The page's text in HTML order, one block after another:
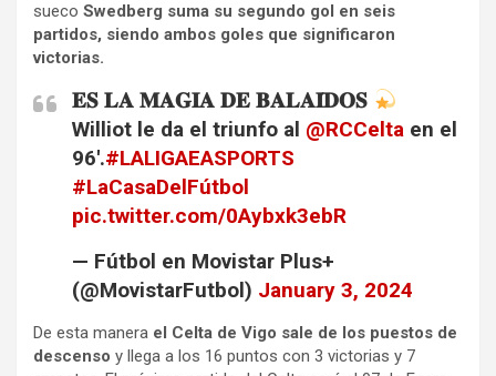
sueco Swedberg suma su segundo gol en seis
partidos, siendo ambos goles que significaron
victorias.
𝐄𝐒 𝐋𝐀 𝐌𝐀𝐆𝐈𝐀 𝐃𝐄 𝐁𝐀𝐋𝐀𝐈́𝐃𝐎𝐒
Williot le da el triunfo al @RCCelta en el
96′.#LALIGAEASPORTS
#LaCasaDelFútbol
pic.twitter.com/0Aybxk3ebR
— Fútbol en Movistar Plus+
(@MovistarFutbol) January 3, 2024
De esta manera el Celta de Vigo sale de los puestos de
descenso y llega a los 16 puntos con 3 victorias y 7